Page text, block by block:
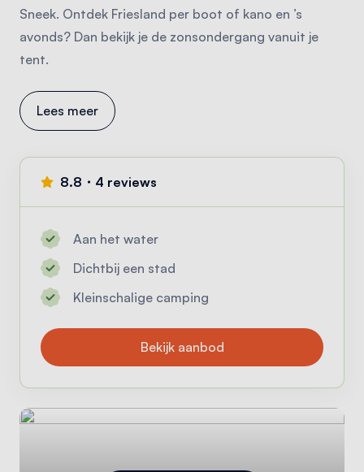
Sneek. Ontdek Friesland per boot of kano en ’s
avonds? Dan bekijk je de zonsondergang vanuit je
tent.
Lees meer
8.8・4 reviews
Aan het water
Dichtbij een stad
Kleinschalige camping
Bekijk aanbod